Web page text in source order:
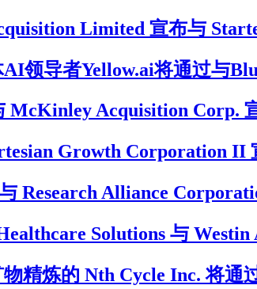
Limited 宣布与
领导者Yellow.ai将通过与
McKinley Acquisition Corp.
Growth Corporation II
Research Alliance
Solutions 与
精炼的 Nth Cycle Inc. 将通